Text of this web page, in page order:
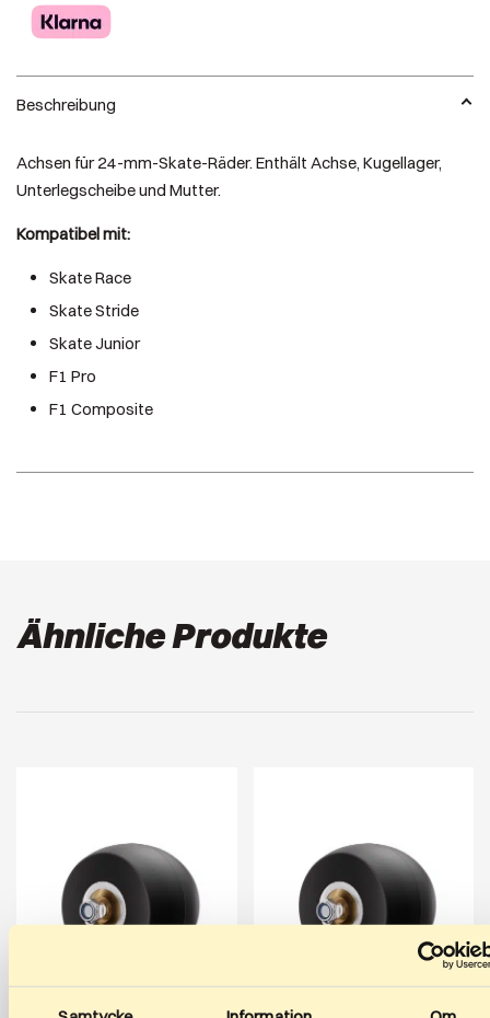
Beschreibung
Achsen für 24-mm-Skate-Räder. Enthält Achse, Kugellager,
Unterlegscheibe und Mutter.
Kompatibel mit:
Skate Race
Skate Stride
Skate Junior
F1 Pro
F1 Composite
Ähnliche Produkte